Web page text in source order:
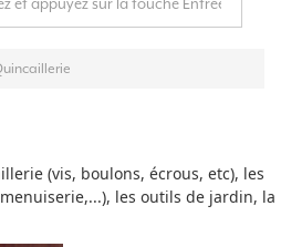
(vis, boulons, écrous, etc), les
les outils de jardin, la